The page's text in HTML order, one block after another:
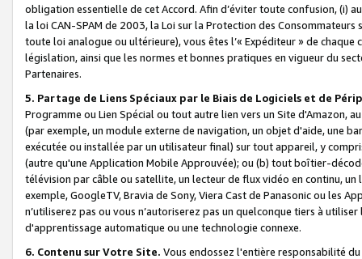
obligation essentielle de cet Accord. Afin d’éviter toute confusion, (i)
la loi CAN-SPAM de 2003, la Loi sur la Protection des
toute loi analogue ou ultérieure), vous êtes l’« Expéditeur » de
législation, ainsi que les normes et bonnes pratiques en vigueur du
Partenaires.
5. Partage de Liens Spéciaux par le Biais de Logiciels et de
Programme ou Lien Spécial ou tout autre lien vers un Site d'Amazon,
(par exemple, un module externe de navigation, un objet d'aide, une
exécutée ou installée par un utilisateur final) sur tout appareil, y
(autre qu'une Application Mobile Approuvée); ou (b) tout boîtier-
télévision par câble ou satellite, un lecteur de flux vidéo en continu,
exemple, GoogleTV, Bravia de Sony, Viera Cast de Panasonic ou les
n’utiliserez pas ou vous n’autoriserez pas un quelconque tiers à
d'apprentissage automatique ou une technologie connexe.
6. Contenu sur Votre Site. Vous endossez l'entière responsabilité